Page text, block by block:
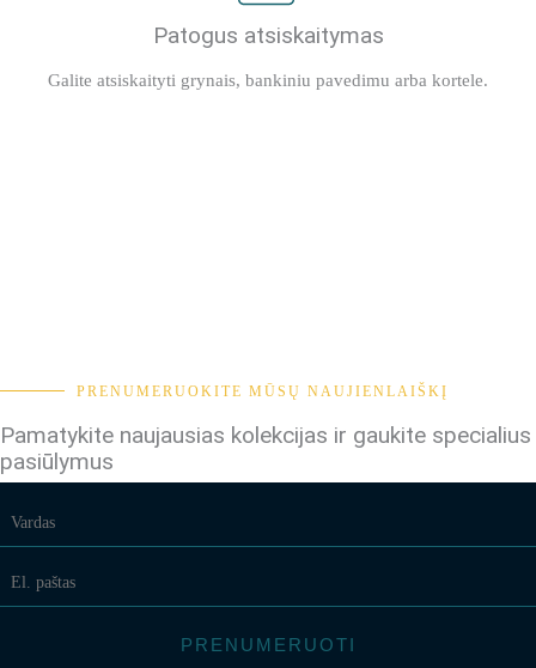
Patogus atsiskaitymas
Galite atsiskaityti grynais, bankiniu pavedimu arba kortele.
PRENUMERUOKITE MŪSŲ NAUJIENLAIŠKĮ
Pamatykite naujausias kolekcijas ir gaukite specialius
pasiūlymus
PRENUMERUOTI